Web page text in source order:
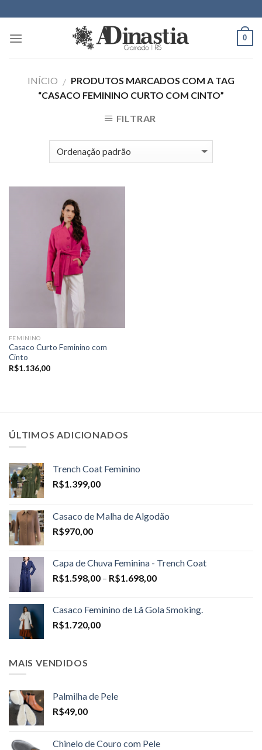
to
content
0
INÍCIO / PRODUTOS MARCADOS COM A TAG
“CASACO FEMININO CURTO COM CINTO”
FILTRAR
FEMININO
Casaco Curto Feminino com
Cinto
R$1.136,00
ÚLTIMOS ADICIONADOS
Trench Coat Feminino
R$1.399,00
Casaco de Malha de Algodão
R$970,00
Capa de Chuva Feminina - Trench Coat
R$1.598,00 – R$1.698,00Price
through
Casaco Feminino de Lã Gola Smoking.
R$1.720,00
MAIS VENDIDOS
Palmilha de Pele
R$49,00
Chinelo de Couro com Pele